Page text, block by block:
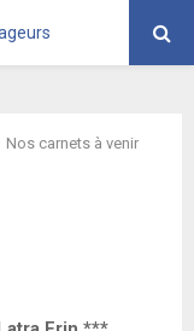
Nos carnets à venir